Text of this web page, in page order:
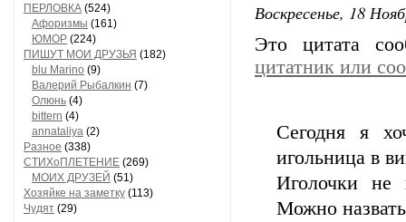
ПЕРЛОВКА (524)
Aфоризмы (161)
ЮМОР (224)
ПИШУТ МОИ ДРУЗЬЯ (182)
blu Marino (9)
Валерий Рыбалкин (7)
Олюнь (4)
bittern (4)
annataliya (2)
Разное (338)
СТИХоПЛЕТЕНИЕ (269)
МОИХ ДРУЗЕЙ (51)
Хозяйке на заметку (113)
Чудят (29)
Воскресенье, 18
Это цитата
цитатник или
Сегодня я
игольница в
Иголочки не
Можно